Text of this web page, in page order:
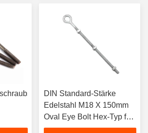
DIN Standard-Stärke
Edelstahl M18 X 150mm
Oval Eye Bolt Hex-Typ für
Tower Guy Draht ASTM